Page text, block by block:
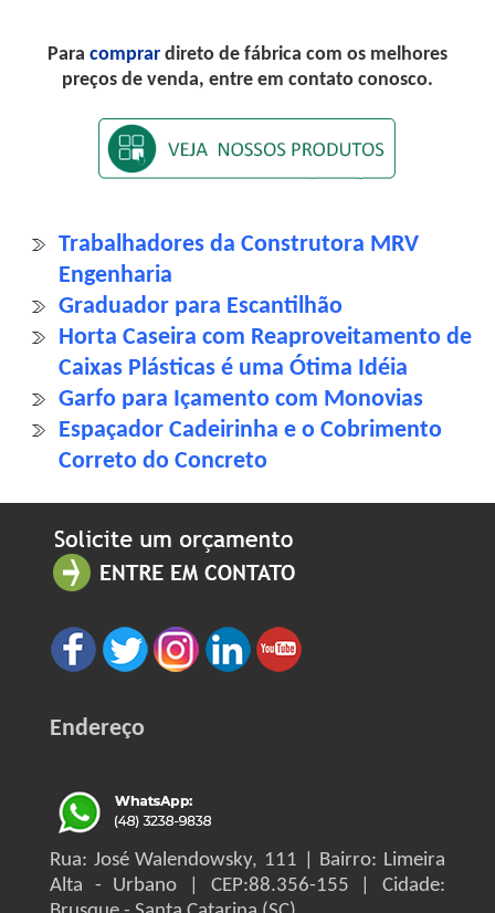
Para comprar direto de fábrica com os melhores
preços de venda, entre em contato conosco.
Trabalhadores da Construtora MRV
Engenharia
Graduador para Escantilhão
Horta Caseira com Reaproveitamento de
Caixas Plásticas é uma Ótima Idéia
Garfo para Içamento com Monovias
Espaçador Cadeirinha e o Cobrimento
Correto do Concreto
Endereço
Rua: José Walendowsky, 111 | Bairro: Limeira
Alta - Urbano | CEP:88.356-155 | Cidade: